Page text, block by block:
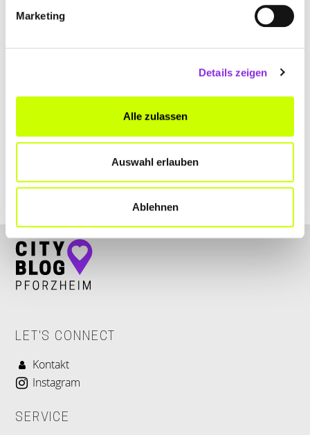
Marketing
Details zeigen
Alle zulassen
Auswahl erlauben
Ablehnen
Industriestraße 15-17| 75223 Niefern-Öschelbronn
+4972333913
LET'S CONNECT
Kontakt
Instagram
SERVICE